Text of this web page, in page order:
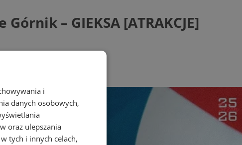
– GIEKSA [ATRAKCJE]
i
danych osobowych,
oraz ulepszania
tych i innych celach,